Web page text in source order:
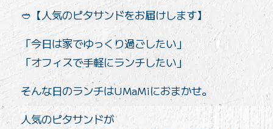
🥙【人気のピタサンドをお届けします️】
「今日は家でゆっくり過ごしたい」
「オフィスで手軽にランチしたい」
そんな日のランチはUMaMiにおまかせ。
人気のピタサンドが